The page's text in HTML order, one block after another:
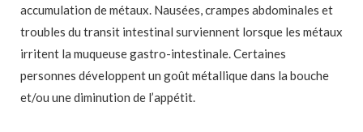
accumulation de métaux. Nausées, crampes abdominales et
troubles du transit intestinal surviennent lorsque les métaux
irritent la muqueuse gastro-intestinale. Certaines
personnes développent un goût métallique dans la bouche
et/ou une diminution de l’appétit.